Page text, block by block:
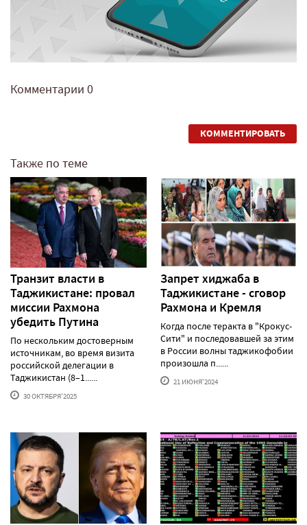
Комментарии 0
КОММЕНТИРОВАТЬ
Также по теме
Транзит власти в
Таджикистане: провал
миссии Рахмона
убедить Путина
По нескольким достоверным
источникам, во время визита
российской делегации в
Таджикистан (8–1......
30 ОКТЯБРЯ'2025
Запрет хиджаба в
Таджикистане - сговор
Рахмона и Кремля
Когда после теракта в "Крокус-
Сити" и последовавшей за этим
в России волны таджикофобии
произошла п......
21 ИЮНЯ'2024